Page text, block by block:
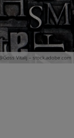
oss Vitalij – stock.adobe.com